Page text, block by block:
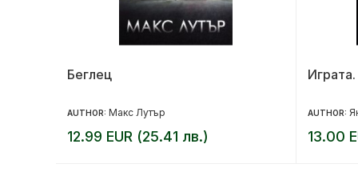
Беглец
AUTHOR: Макс Лутър
12.99 EUR (25.41 лв.)
AUTHOR:
13.00